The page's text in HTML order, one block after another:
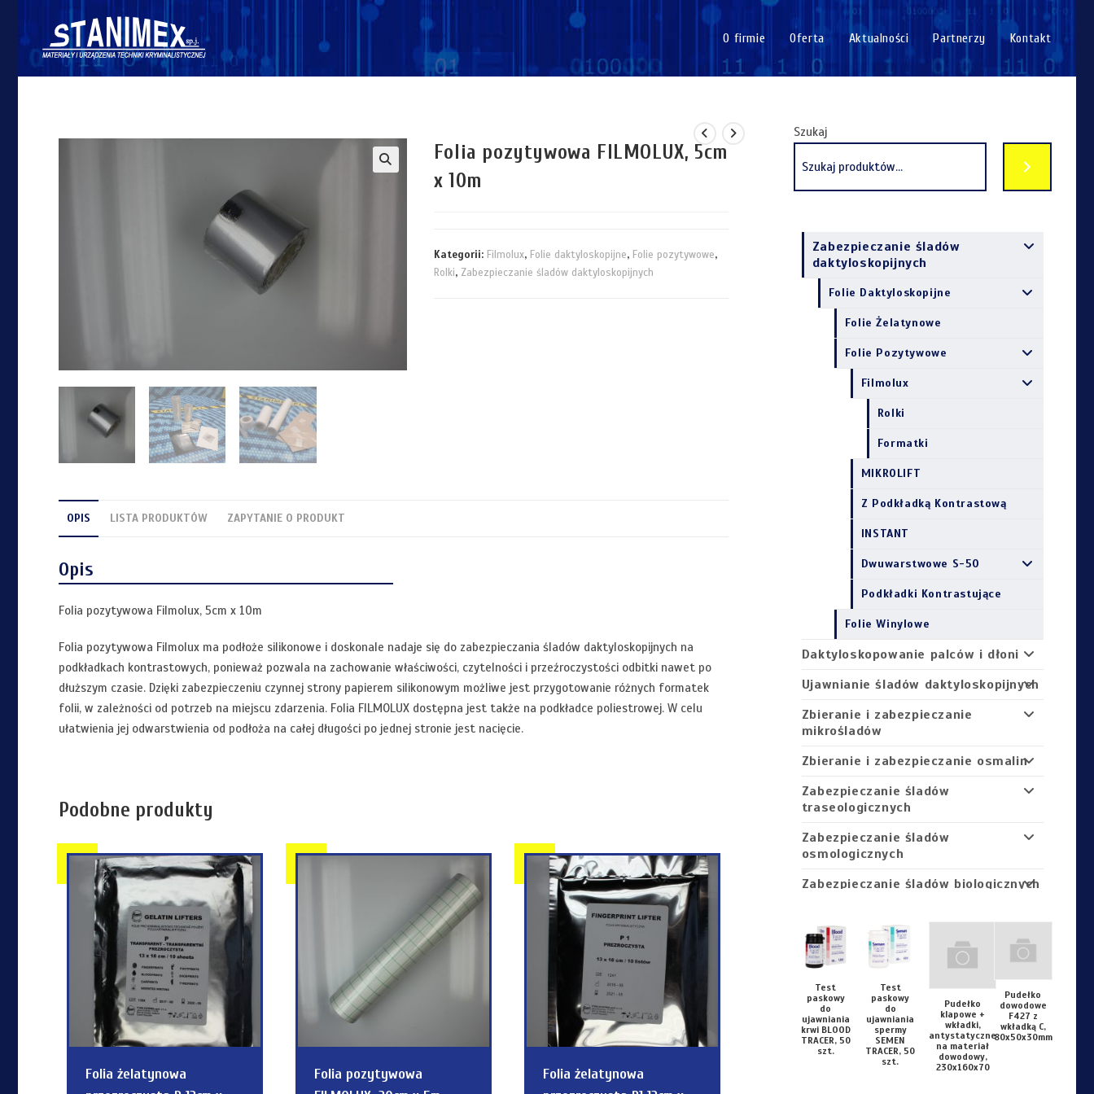
O firmie Oferta Aktualności Partnerzy Kontakt
Folia pozytywowa FILMOLUX, 5cm
x 10m
Kategorii: Filmolux, Folie daktyloskopijne, Folie pozytywowe,
Rolki, Zabezpieczanie śladów daktyloskopijnych
OPIS LISTA PRODUKTÓW ZAPYTANIE O PRODUKT
Opis
Folia pozytywowa Filmolux, 5cm x 10m
Folia pozytywowa Filmolux ma podłoże silikonowe i doskonale nadaje się do zabezpieczania śladów daktyloskopijnych na
podkładkach kontrastowych, ponieważ pozwala na zachowanie właściwości, czytelności i przeźroczystości odbitki nawet po
dłuższym czasie. Dzięki zabezpieczeniu czynnej strony papierem silikonowym możliwe jest przygotowanie różnych formatek
folii, w zależności od potrzeb na miejscu zdarzenia. Folia FILMOLUX dostępna jest także na podkładce poliestrowej. W celu
ułatwienia jej odwarstwienia od podłoża na całej długości po jednej stronie jest nacięcie.
Podobne produkty
Folia żelatynowa
Folia pozytywowa
Folia żelatynowa
Szukaj
Daktyloskopowanie palców i dłoni
Ujawnianie śladów daktyloskopijnych
Zabezpieczanie śladów
daktyloskopijnych
Folie Daktyloskopijne
Folie Żelatynowe
Folie Pozytywowe
Filmolux
Rolki
Formatki
MIKROLIFT
Z Podkładką Kontrastową
INSTANT
Dwuwarstwowe S-50
Podkładki Kontrastujące
Folie Winylowe
Zbieranie i zabezpieczanie
mikrośladów
Zbieranie i zabezpieczanie osmalin
Zabezpieczanie śladów
traseologicznych
Zabezpieczanie śladów
osmologicznych
Zabezpieczanie śladów biologicznych
Fotografowanie dowodów
dowodów
Oznaczenie miejsca zdarzenia
Oswietlenie miejsca zdrzenia
Test
paskowy
do
ujawniania
krwi BLOOD
TRACER, 50
szt.
Test
paskowy
do
ujawniania
spermy
SEMEN
TRACER, 50
szt.
Pudełko
klapowe +
wkładki,
antystatyczne
na materiał
dowodowy,
230x160x70
Pudełko
dowodowe
F427 z
wkładką C,
80x50x30mm